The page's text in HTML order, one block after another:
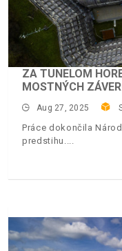
ZA TUNELOM
MOSTNÝCH
Aug 27, 2025
Práce dokončila
predstihu.